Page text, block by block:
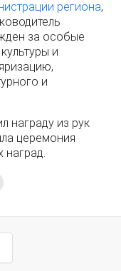
региона,
за особые
и
и
награду из рук
церемония